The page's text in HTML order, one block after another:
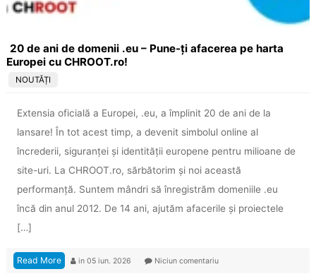
20 de ani de domenii .eu – Pune-ți afacerea pe harta
Europei cu CHROOT.ro!
NOUTĂȚI
Extensia oficială a Europei, .eu, a împlinit 20 de ani de la
lansare! În tot acest timp, a devenit simbolul online al
încrederii, siguranței și identității europene pentru milioane de
site-uri. La CHROOT.ro, sărbătorim și noi această
performanță. Suntem mândri să înregistrăm domeniile .eu
încă din anul 2012. De 14 ani, ajutăm afacerile și proiectele
[…]
Read More in 05 iun. 2026 Niciun comentariu